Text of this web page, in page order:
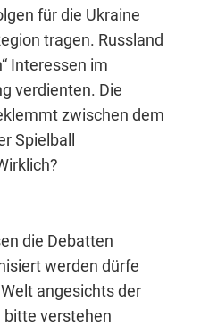
für die Ukraine
tragen. Russland
Interessen im
verdienten. Die
zwischen dem
Spielball
die Debatten
werden dürfe
angesichts der
bitte verstehen